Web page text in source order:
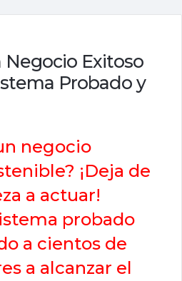
Negocio Exitoso
Probado y
negocio
¡Deja de
a actuar!
probado
a cientos de
a alcanzar el